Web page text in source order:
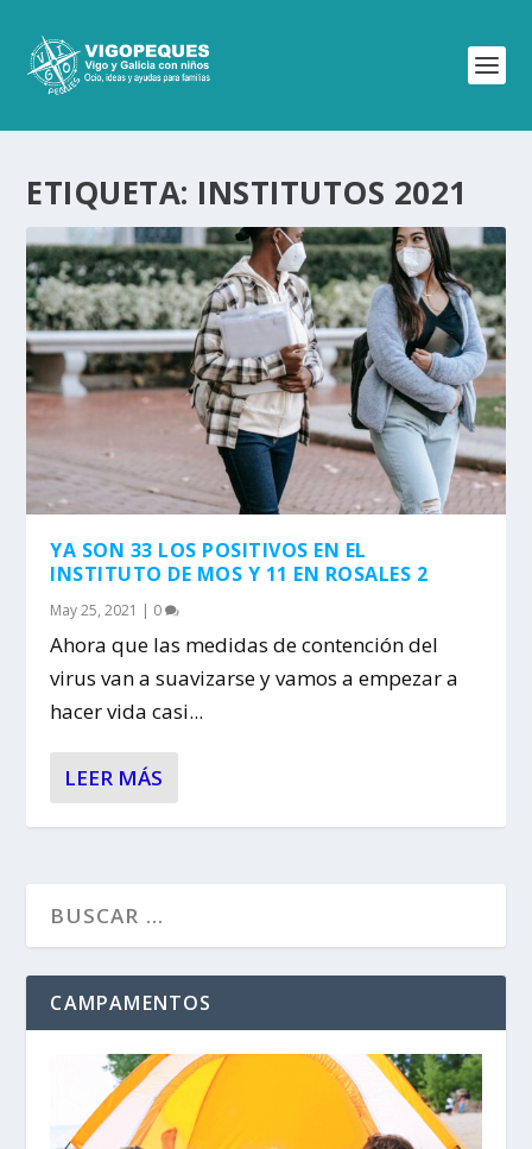
ETIQUETA: INSTITUTOS 2021
YA SON 33 LOS POSITIVOS EN EL
INSTITUTO DE MOS Y 11 EN ROSALES 2
May 25, 2021 | 0
Ahora que las medidas de contención del
virus van a suavizarse y vamos a empezar a
hacer vida casi...
LEER MÁS
CAMPAMENTOS